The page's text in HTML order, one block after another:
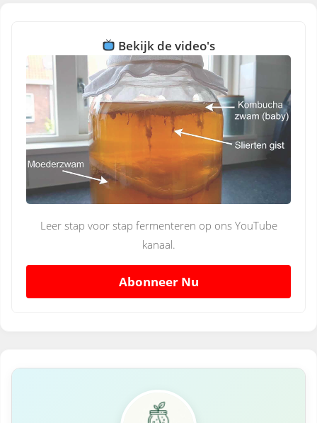
Bekijk de video's
Leer stap voor stap fermenteren op ons YouTube
kanaal.
Abonneer Nu